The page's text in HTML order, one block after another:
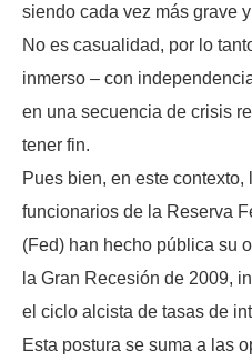
siendo cada vez más grave
No es casualidad, por lo
inmerso – con
en una secuencia de crisis
tener fin.
Pues bien, en este contexto,
funcionarios de la Reserva
(Fed) han hecho pública su
la Gran Recesión de 2009,
el ciclo alcista de tasas de
Esta postura se suma a las